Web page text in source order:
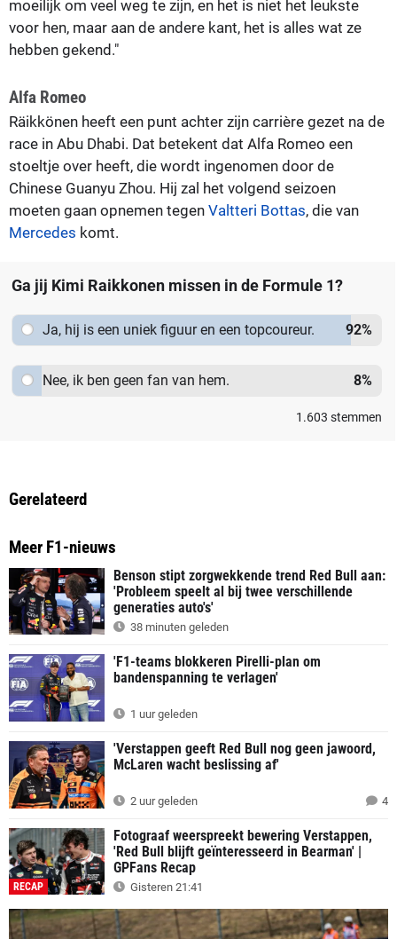
moeilijk om veel weg te zijn, en het is niet het leukste
voor hen, maar aan de andere kant, het is alles wat ze
hebben gekend."
Alfa Romeo
Räikkönen heeft een punt achter zijn carrière gezet na de
race in Abu Dhabi. Dat betekent dat Alfa Romeo een
stoeltje over heeft, die wordt ingenomen door de
Chinese Guanyu Zhou. Hij zal het volgend seizoen
moeten gaan opnemen tegen Valtteri Bottas, die van
Mercedes komt.
Ga jij Kimi Raikkonen missen in de Formule 1?
Ja, hij is een uniek figuur en een topcoureur. 92%
Nee, ik ben geen fan van hem. 8%
1.603 stemmen
Gerelateerd
Meer F1-nieuws
Benson stipt zorgwekkende trend Red Bull aan:
'Probleem speelt al bij twee verschillende
generaties auto's'
38 minuten geleden
'F1-teams blokkeren Pirelli-plan om
bandenspanning te verlagen'
1 uur geleden
'Verstappen geeft Red Bull nog geen jawoord,
McLaren wacht beslissing af'
2 uur geleden 4
RECAP
Fotograaf weerspreekt bewering Verstappen,
'Red Bull blijft geïnteresseerd in Bearman' |
GPFans Recap
Gisteren 21:41